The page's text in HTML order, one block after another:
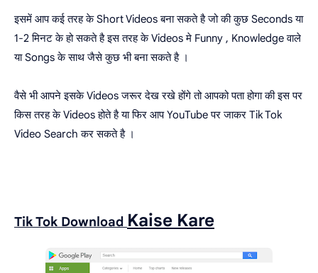
इसमें आप कई तरह के Short Videos बना सकते है जो की कुछ Seconds या
1-2 मिनट के हो सकते है इस तरह के Videos मे Funny , Knowledge वाले
या Songs के साथ जैसे कुछ भी बना सकते है ।
वैसे भी आपने इसके Videos जरूर देख रखे होंगे तो आपको पता होगा की इस पर
किस तरह के Videos होते है या फिर आप YouTube पर जाकर Tik Tok
Video Search कर सकते है ।
Tik Tok Download Kaise Kare